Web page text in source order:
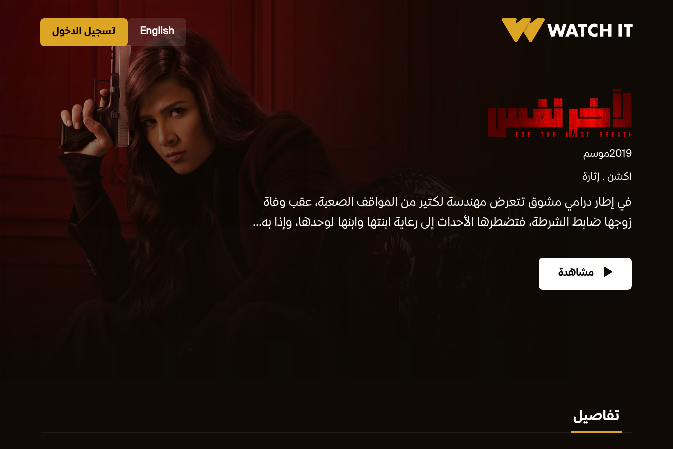
English تسجيل الدخول
2019موسم
اكشن
إثارة
في إطار درامي مشوق تتعرض مهندسة لكثير من المواقف الصعبة، عقب وفاة
زوجها ضابط الشرطة، فتضطرها الأحداث إلى رعاية ابنتها وابنها لوحدها، وإذا به...
مشاهدة
تفاصيل